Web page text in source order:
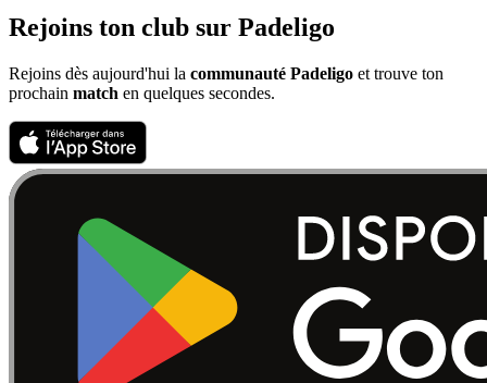
Rejoins ton club sur Padeligo
Rejoins dès aujourd'hui la communauté Padeligo et trouve ton
prochain match en quelques secondes.